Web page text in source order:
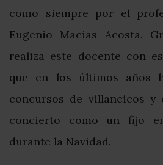
como siempre por el
Eugenio Macias Acosta.
realiza este docente con
que en los últimos años
concursos de villancicos y
concierto como un fijo
durante la Navidad.